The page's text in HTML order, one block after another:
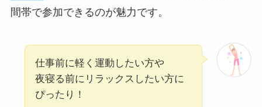
間帯で参加できるのが魅力です。
仕事前に軽く運動したい方や
夜寝る前にリラックスしたい方に
ぴったり！